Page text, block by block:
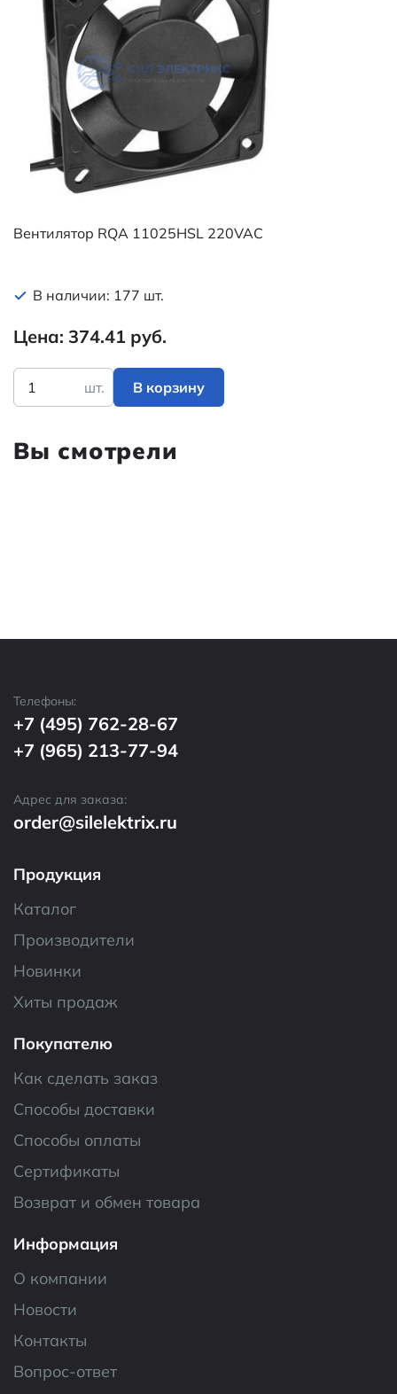
Вентилятор RQA 11025HSL 220VAC
В наличии: 177 шт.
Цена: 374.41 руб.
шт. В корзину
Вы смотрели
Телефоны:
+7 (495) 762-28-67
+7 (965) 213-77-94
Адрес для заказа:
order@silelektrix.ru
Продукция
Каталог
Производители
Новинки
Хиты продаж
Покупателю
Как сделать заказ
Способы доставки
Способы оплаты
Сертификаты
Возврат и обмен товара
Информация
О компании
Новости
Контакты
Вопрос-ответ